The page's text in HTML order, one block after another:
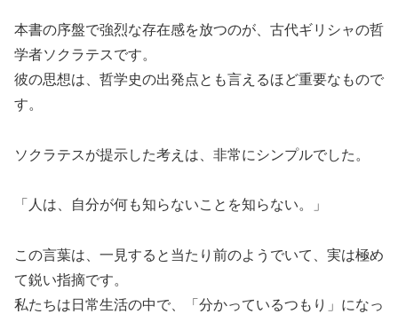
本書の序盤で強烈な存在感を放つのが、古代ギリシャの哲
学者ソクラテスです。
彼の思想は、哲学史の出発点とも言えるほど重要なもので
す。
ソクラテスが提示した考えは、非常にシンプルでした。
「人は、自分が何も知らないことを知らない。」
この言葉は、一見すると当たり前のようでいて、実は極め
て鋭い指摘です。
私たちは日常生活の中で、「分かっているつもり」になっ